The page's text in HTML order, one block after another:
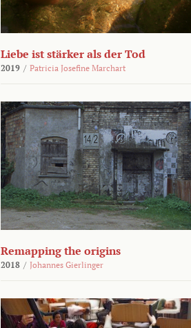
Liebe ist stärker als der Tod
2019 / Patricia Josefine Marchart
Remapping the origins
2018 / Johannes Gierlinger